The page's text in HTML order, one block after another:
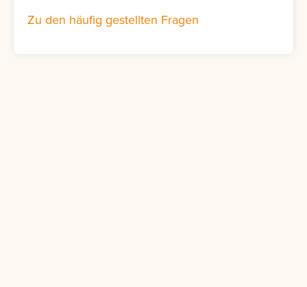
Zu den häufig gestellten Fragen